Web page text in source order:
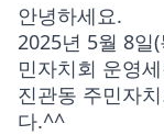
안녕하세요.
2025년 5월 8일
민자치회 운영
진관동 주민자
다.^^